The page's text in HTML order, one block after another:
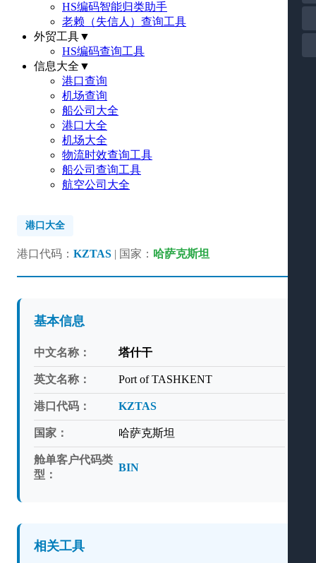
HS编码智能归类助手
老赖（失信人）查询工具
外贸工具▼
HS编码查询工具
信息大全 ▼
港口查询
机场查询
船公司大全
港口大全
机场大全
物流时效查询工具
船公司查询工具
航空公司大全
港口大全
港口代码： KZTAS | 国家： 哈萨克斯坦
基本信息
中文名称： 塔什干
英文名称： Port of TASHKENT
港口代码： KZTAS
国家： 哈萨克斯坦
舱单客户代码类
型：
BIN
相关工具